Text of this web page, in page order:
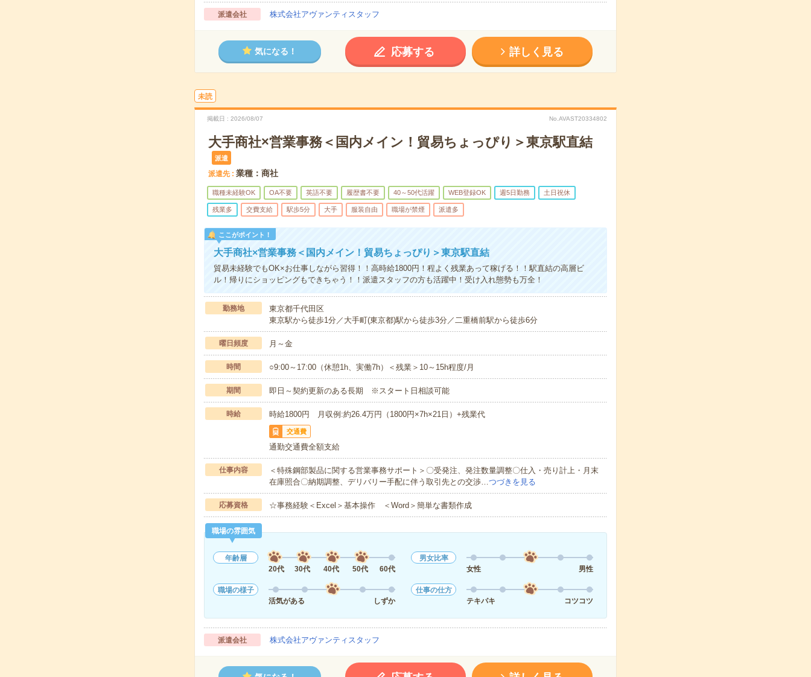
派遣会社 株式会社アヴァンティスタッフ
気になる！ 応募する 詳しく見る
未読
掲載日 2026/08/07 No.AVAST20334802
大手商社×営業事務＜国内メイン！貿易ちょっぴり＞東京駅直結
派遣
派遣先 業種：商社
職種未経験OK OA不要 英語不要 履歴書不要 40～50代活躍 WEB登録OK 週5日勤務 土日祝休
残業多 交費支給 駅歩5分 大手 服装自由 職場が禁煙 派遣多
ここがポイント！
大手商社×営業事務＜国内メイン！貿易ちょっぴり＞東京駅直結
貿易未経験でもOK×お仕事しながら習得！！高時給1800円！程よく残業あって稼げる！！駅直結の高層ビ
ル！帰りにショッピングもできちゃう！！派遣スタッフの方も活躍中！受け入れ態勢も万全！
勤務地
東京都千代田区
東京駅から徒歩1分／大手町(東京都)駅から徒歩3分／二重橋前駅から徒歩6分
曜日頻度 月～金
時間 ○9:00～17:00（休憩1h、実働7h）＜残業＞10～15h程度/月
期間 即日～契約更新のある長期 ※スタート日相談可能
時給 時給1800円 月収例:約26.4万円（1800円×7h×21日）+残業代
交通費
通勤交通費全額支給
仕事内容
＜特殊鋼部製品に関する営業事務サポート＞〇受発注、発注数量調整〇仕入・売り計上・月末
在庫照合〇納期調整、デリバリー手配に伴う取引先との交渉…つづきを見る
応募資格 ☆事務経験＜Excel＞基本操作 ＜Word＞簡単な書類作成
職場の雰囲気
年齢層
20代
30代 40代 50代 60代
男女比率
女性
男性
職場の様子
活気がある
しずか
仕事の仕方
テキパキ
コツコツ
派遣会社 株式会社アヴァンティスタッフ